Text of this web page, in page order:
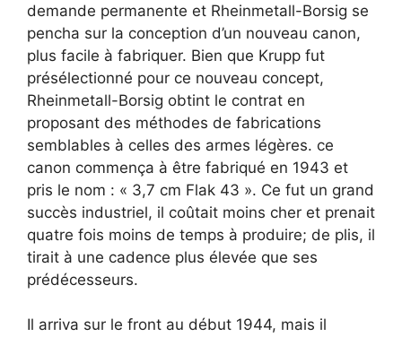
demande permanente et Rheinmetall-Borsig se
pencha sur la conception d’un nouveau canon,
plus facile à fabriquer. Bien que Krupp fut
présélectionné pour ce nouveau concept,
Rheinmetall-Borsig obtint le contrat en
proposant des méthodes de fabrications
semblables à celles des armes légères. ce
canon commença à être fabriqué en 1943 et
pris le nom : « 3,7 cm Flak 43 ». Ce fut un grand
succès industriel, il coûtait moins cher et prenait
quatre fois moins de temps à produire; de plis, il
tirait à une cadence plus élevée que ses
prédécesseurs.
Il arriva sur le front au début 1944, mais il